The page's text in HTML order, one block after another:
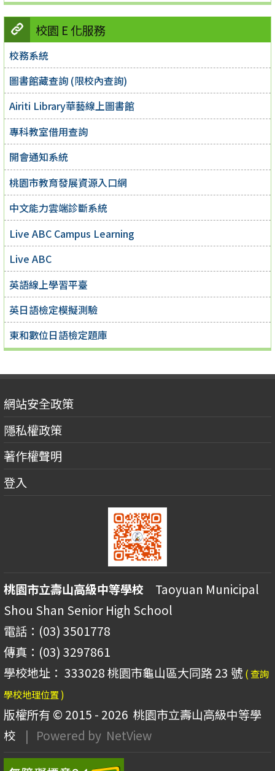
校園 E 化服務
校務系統
圖書館藏查詢 (限校內查詢)
Airiti Library華藝線上圖書館
專科教室借用查詢
開會通知系統
桃園市教育發展資源入口網
中文能力雲端診斷系統
Live ABC Campus Learning
Live ABC
英語線上學習平臺
英日語檢定模擬測驗
東和數位日語檢定題庫
網站安全政策
隱私權政策
著作權聲明
登入
桃園市立壽山高級中等學校 Taoyuan Municipal
Shou Shan Senior High School
電話：(03) 3501778
傳真：(03) 3297861
學校地址： 333028 桃園市龜山區大同路 23 號 ( 查詢
學校地理位置 )
版權所有 © 2015 - 2026 桃園市立壽山高級中等學
校
| Powered by NetView